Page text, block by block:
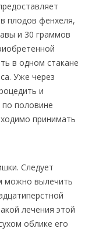
плодов фенхеля,
и 30 граммов
в одном стакане
Уже через
и
по половине
принимать
Следует
можно вылечить
лечения этой
облике его